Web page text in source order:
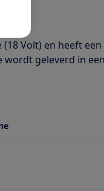
Volt) en heeft
geleverd in